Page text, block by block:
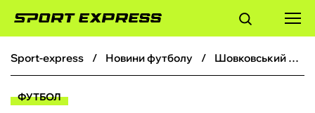
ФУТБОЛ
sport-express новини футболу Шовковський мав шанс очолити відомий європейський клуб: колишнього тренера Динамо випередив інший українець
ФУТБОЛ